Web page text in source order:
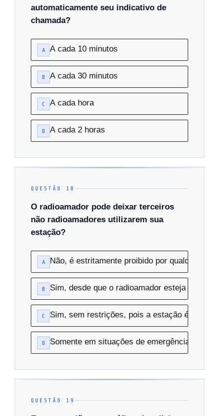
automaticamente seu indicativo de
chamada?
A A cada 10 minutos
B A cada 30 minutos
C A cada hora
D A cada 2 horas
QUESTÃO 18
O radioamador pode deixar terceiros
não radioamadores utilizarem sua
estação?
A Não, é estritamente proibido por qualquer
B Sim, desde que o radioamador esteja
C Sim, sem restrições, pois a estação é do
D Somente em situações de emergência
QUESTÃO 19